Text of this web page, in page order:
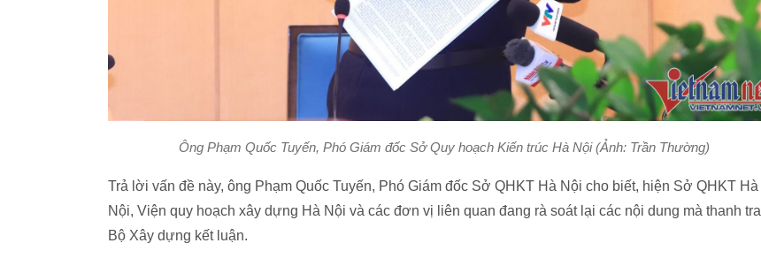
Ông Phạm Quốc Tuyến, Phó Giám đốc Sở Quy hoạch Kiến trúc Hà Nội (Ảnh: Trần Thường)
Trả lời vấn đề này, ông Phạm Quốc Tuyến, Phó Giám đốc Sở QHKT Hà Nội cho biết, hiện Sở QHKT Hà
Nội, Viện quy hoạch xây dựng Hà Nội và các đơn vị liên quan đang rà soát lại các nội dung mà thanh tra
Bộ Xây dựng kết luận.